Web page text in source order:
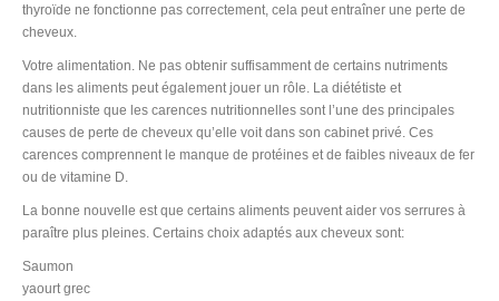
thyroïde ne fonctionne pas correctement, cela peut entraîner une perte de
cheveux.
Votre alimentation. Ne pas obtenir suffisamment de certains nutriments
dans les aliments peut également jouer un rôle. La diététiste et
nutritionniste que les carences nutritionnelles sont l’une des principales
causes de perte de cheveux qu’elle voit dans son cabinet privé. Ces
carences comprennent le manque de protéines et de faibles niveaux de fer
ou de vitamine D.
La bonne nouvelle est que certains aliments peuvent aider vos serrures à
paraître plus pleines. Certains choix adaptés aux cheveux sont:
Saumon
yaourt grec